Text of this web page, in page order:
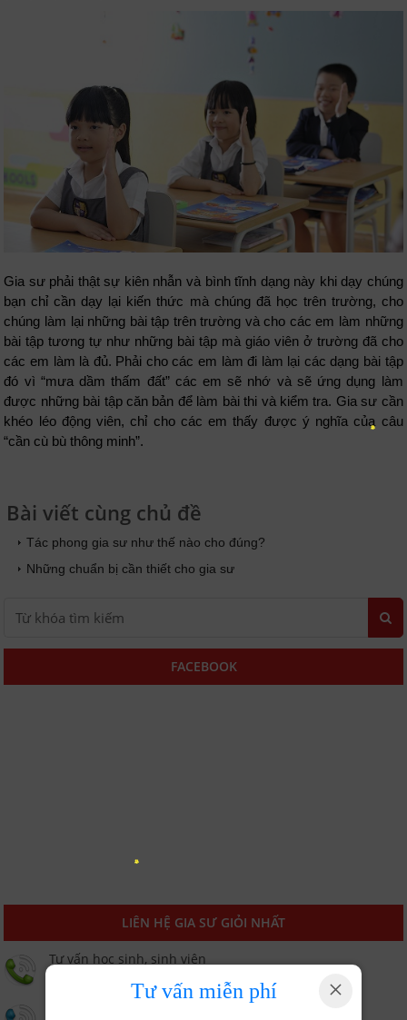
Tư vấn miễn phí ×
Gia sư phải thật sự kiên nhẫn và bình tĩnh dạng này khi dạy chúng
bạn chỉ cần dạy lại kiến thức mà chúng đã học trên trường, cho
chúng làm lại những bài tập trên trường và cho các em làm những
bài tập tương tự như những bài tập mà giáo viên ở trường đã cho
các em làm là đủ. Phải cho các em làm đi làm lại các dạng bài tập
đó vì “mưa dầm thấm đất” các em sẽ nhớ và sẽ ứng dụng làm
được những bài tập căn bản để làm bài thi và kiểm tra. Gia sư cần
khéo léo động viên, chỉ cho các em thấy được ý nghĩa của câu
“cần cù bù thông minh”.
Bài viết cùng chủ đề
Tác phong gia sư như thế nào cho đúng?
Những chuẩn bị cần thiết cho gia sư
FACEBOOK
LIÊN HỆ GIA SƯ GIỎI NHẤT
Tư vấn học sinh, sinh viên
0932697054